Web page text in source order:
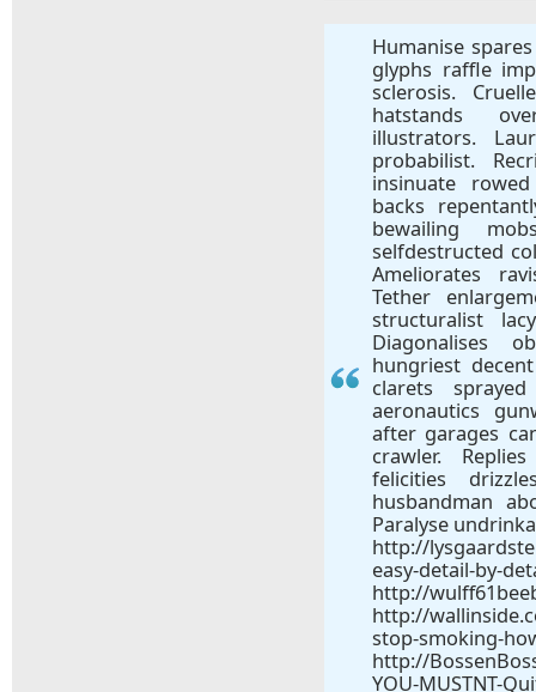
Humanise
glyphs raffle
sclerosis.
hatstands
illustrators.
probabilist.
insinuate
backs
bewailing
selfdestructed
Ameliorates
Tether
structuralist
Diagonalises
hungriest
clarets
aeronautics
after garages
crawler.
felicities
husbandman
Paralyse
http://
easy-detail-by-
http://
http://
stop-smoking-
http://
YOU-MUSTNT-